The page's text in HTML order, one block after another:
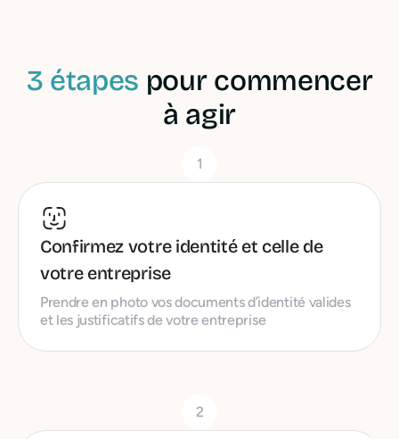
3 étapes pour commencer
à agir
1
Confirmez votre identité et celle de
votre entreprise
Prendre en photo vos documents d’identité valides
et les justificatifs de votre entreprise
2